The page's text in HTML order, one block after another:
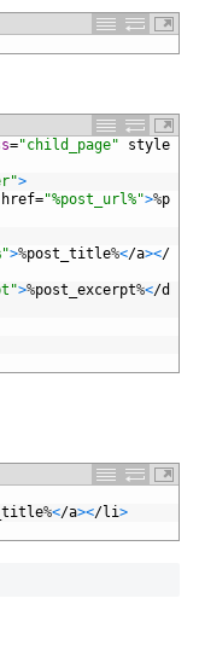
="child_page"
style
>
href="%post_url%">%p
>%post_title%</a></
>%post_excerpt%</d
%</a></li>